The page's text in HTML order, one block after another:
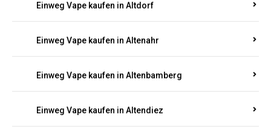
Einweg Vape kaufen in Altdorf
Einweg Vape kaufen in Altenahr
Einweg Vape kaufen in Altenbamberg
Einweg Vape kaufen in Altendiez